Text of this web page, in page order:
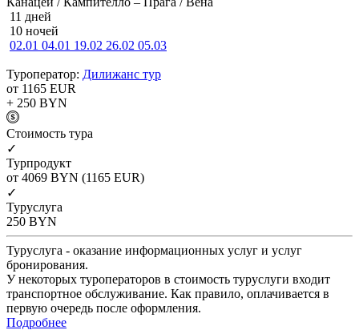
11 дней
10 ночей
02.01 04.01 19.02 26.02 05.03
Туроператор: Дилижанс тур
от 1165 EUR
+ 250 BYN
Cтоимость тура
✓
Турпродукт
от 4069 BYN (1165 EUR)
✓
Туруслуга
250 BYN
Туруслуга - оказание информационных услуг и услуг
бронирования.
У некоторых туроператоров в стоимость туруслуги входит
транспортное обслуживание. Как правило, оплачивается в
первую очередь после оформления.
Подробнее